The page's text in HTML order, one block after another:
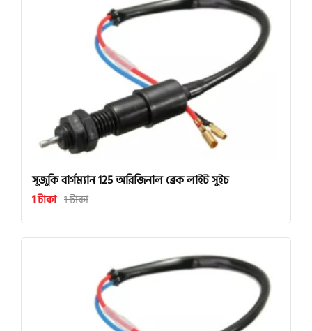
সুজুকি বার্গম্যান 125 অরিজিনাল ব্রেক লাইট সুইচ
1 টাকা 1 টাকা